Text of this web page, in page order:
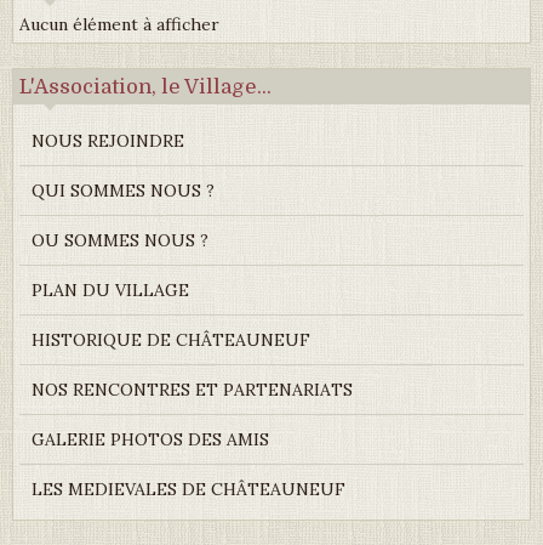
Aucun élément à afficher
L'Association, le Village...
NOUS REJOINDRE
QUI SOMMES NOUS ?
OU SOMMES NOUS ?
PLAN DU VILLAGE
HISTORIQUE DE CHÂTEAUNEUF
NOS RENCONTRES ET PARTENARIATS
GALERIE PHOTOS DES AMIS
LES MEDIEVALES DE CHÂTEAUNEUF